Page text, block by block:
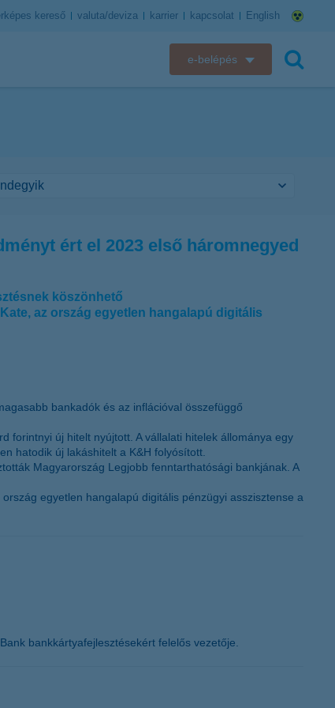
kereső valuta/deviza karrier kapcsolat English
e-belépés
K&H Biztosító ügyfélportál
ért el 2023 első háromnegyed
köszönhető
az ország egyetlen hangalapú digitális
bankadók és az inflációval összefüggő
forintnyi új hitelt nyújtott. A vállalati hitelek állománya egy
hatodik új lakáshitelt a K&H folyósított.
Magyarország Legjobb fenntarthatósági bankjának. A
egyetlen hangalapú digitális pénzügyi asszisztense a
bankkártyafejlesztésekért felelős vezetője.